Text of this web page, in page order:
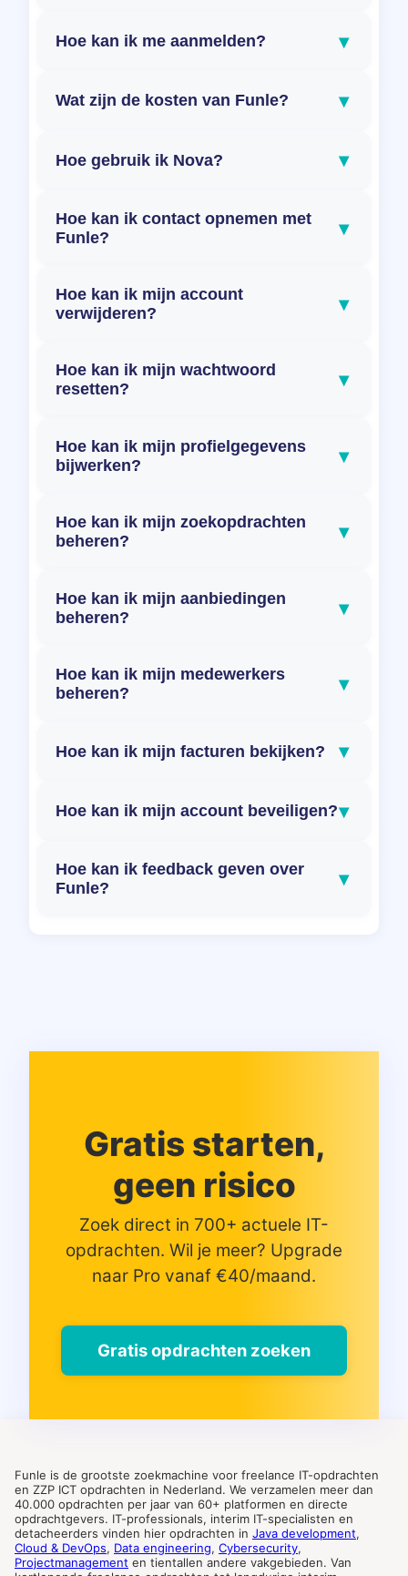
Hoe kan ik me aanmelden? ▾
Wat zijn de kosten van Funle? ▾
Hoe gebruik ik Nova? ▾
Hoe kan ik contact opnemen met
Funle?
▾
Hoe kan ik mijn account
verwijderen?
▾
Hoe kan ik mijn wachtwoord
resetten?
▾
Hoe kan ik mijn profielgegevens
bijwerken?
▾
Hoe kan ik mijn zoekopdrachten
beheren?
▾
Hoe kan ik mijn aanbiedingen
beheren?
▾
Hoe kan ik mijn medewerkers
beheren?
▾
Hoe kan ik mijn facturen bekijken? ▾
Hoe kan ik mijn account beveiligen?▾
Hoe kan ik feedback geven over
Funle?
▾
Gratis starten,
geen risico
Zoek direct in 700+ actuele IT-
opdrachten. Wil je meer? Upgrade
naar Pro vanaf €40/maand.
Gratis opdrachten zoeken
Funle is de grootste zoekmachine voor freelance IT-opdrachten
en ZZP ICT opdrachten in Nederland. We verzamelen meer dan
40.000 opdrachten per jaar van 60+ platformen en directe
opdrachtgevers. IT-professionals, interim IT-specialisten en
detacheerders vinden hier opdrachten in Java development,
Cloud & DevOps, Data engineering, Cybersecurity,
Projectmanagement en tientallen andere vakgebieden. Van